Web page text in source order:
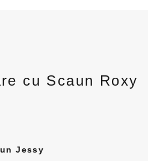
cu Scaun Roxy
Jessy